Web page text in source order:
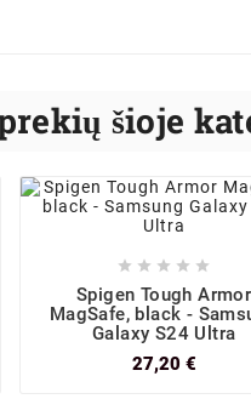
šioje
    
Spigen Tough Armor
MagSafe, black -
Galaxy S24 Ultra
27,20 €